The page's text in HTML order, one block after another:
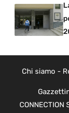
Chi siamo -